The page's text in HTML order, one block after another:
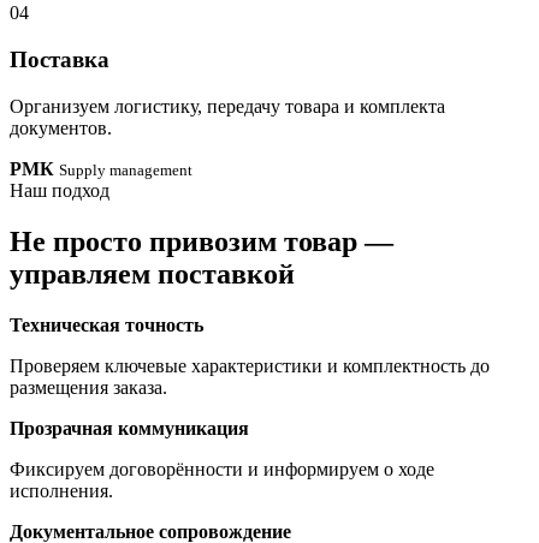
04
Поставка
Организуем логистику, передачу товара и комплекта
документов.
РМК Supply management
Наш подход
Не просто привозим товар —
управляем поставкой
Техническая точность
Проверяем ключевые характеристики и комплектность до
размещения заказа.
Прозрачная коммуникация
Фиксируем договорённости и информируем о ходе
исполнения.
Документальное сопровождение